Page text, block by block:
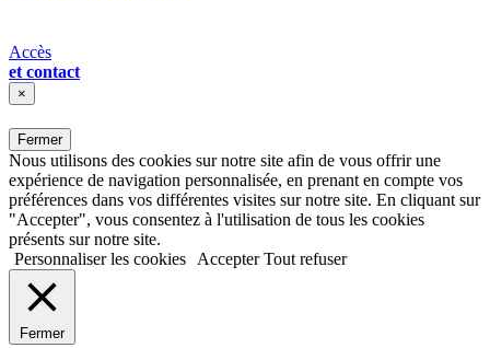
Accès
et contact
×
Fermer
Nous utilisons des cookies sur notre site afin de vous offrir une
expérience de navigation personnalisée, en prenant en compte vos
préférences dans vos différentes visites sur notre site. En cliquant sur
"Accepter", vous consentez à l'utilisation de tous les cookies
présents sur notre site.
Personnaliser les cookies
Accepter Tout refuser
Fermer